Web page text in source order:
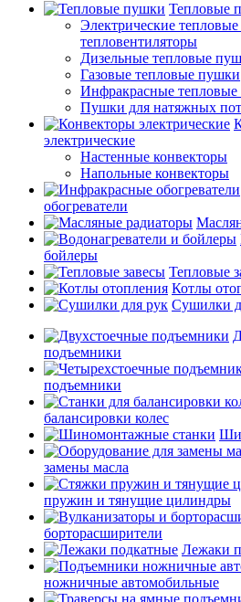
Тепловые
Электрические
тепловентиляторы
Дизельные тепловые
Газовые тепловые пушки
Инфракрасные
Пушки для натяжных
электрические
Настенные конвекторы
Напольные конвекторы
обогреватели
бойлеры
Тепловые
Котлы
Сушилки
подъемники
подъемники
балансировки колес
замены масла
пружин и тянущие цилиндры
борторасширители
Лежаки
ножничные автомобильные